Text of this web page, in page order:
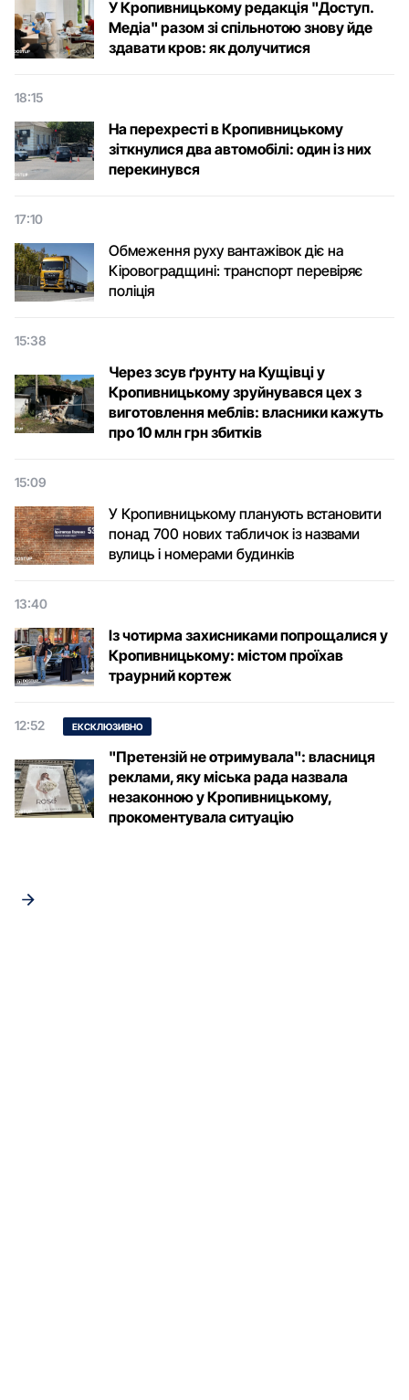
У Кропивницькому редакція "Доступ.
Медіа" разом зі спільнотою знову йде
здавати кров: як долучитися
18:15
На перехресті в Кропивницькому
зіткнулися два автомобілі: один із них
перекинувся
17:10
Обмеження руху вантажівок діє на
Кіровоградщині: транспорт перевіряє
поліція
15:38
Через зсув ґрунту на Кущівці у
Кропивницькому зруйнувався цех з
виготовлення меблів: власники кажуть
про 10 млн грн збитків
15:09
У Кропивницькому планують встановити
понад 700 нових табличок із назвами
вулиць і номерами будинків
13:40
Із чотирма захисниками попрощалися у
Кропивницькому: містом проїхав
траурний кортеж
12:52 ЕКСКЛЮЗИВНО
"Претензій не отримувала": власниця
реклами, яку міська рада назвала
незаконною у Кропивницькому,
прокоментувала ситуацію